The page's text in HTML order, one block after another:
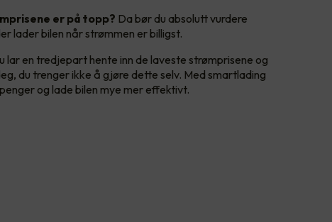
er på topp? Da bør du absolutt vurdere
lader bilen når strømmen er billigst.
lar en tredjepart hente inn de laveste strømprisene og
du trenger ikke å gjøre dette selv. Med smartlading
og lade bilen mye mer effektivt.